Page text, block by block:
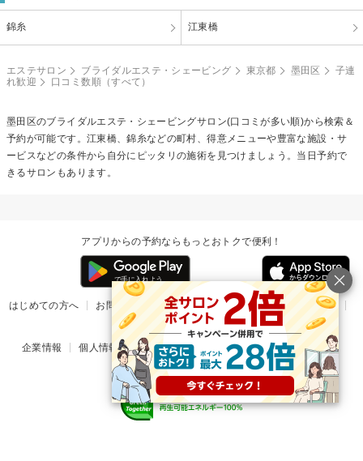
錦糸 江東橋
エステサロン ブライダルエステ・シェービング 東京都 墨田区
子連
れ歓迎
口コミ数順（すべて）
墨田区のブライダルエステ・シェービングサロン(口コミが多い順)から検索＆
予約が可能です。江東橋、錦糸などの町村、得意メニューや豊富な施設・サ
ービスなどの条件から自分にピッタリの施術を見つけましょう。当日予約で
きるサロンもあります。
アプリからの予約ならもっとおトクで便利！
はじめての方へ お問い合わせ ヘルプ リリース情報
利用規約
掲載ご希望のサロン様
企業情報 個人情報保護方針 楽天のサービス一覧 アプリ一覧
© Rakuten Group, Inc.